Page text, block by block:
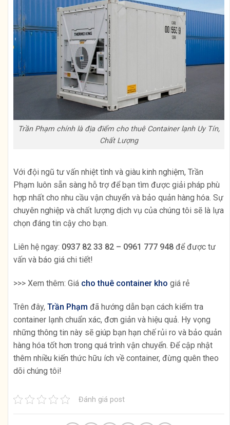
Trần Phạm chính là địa điểm cho thuê Container lạnh Uy Tín,
Chất Lượng
Với đội ngũ tư vấn nhiệt tình và giàu kinh nghiệm, Trần
Phạm luôn sẵn sàng hỗ trợ để bạn tìm được giải pháp phù
hợp nhất cho nhu cầu vận chuyển và bảo quản hàng hóa. Sự
chuyên nghiệp và chất lượng dịch vụ của chúng tôi sẽ là lựa
chọn đáng tin cậy cho bạn.
Liên hệ ngay: 0937 82 33 82 – 0961 777 948 để được tư
vấn và báo giá chi tiết!
>>> Xem thêm: Giá cho thuê container kho giá rẻ
Trên đây, Trần Phạm đã hướng dẫn bạn cách kiểm tra
container lạnh chuẩn xác, đơn giản và hiệu quả. Hy vọng
những thông tin này sẽ giúp bạn hạn chế rủi ro và bảo quản
hàng hóa tốt hơn trong quá trình vận chuyển. Để cập nhật
thêm nhiều kiến thức hữu ích về container, đừng quên theo
dõi chúng tôi!
Đánh giá post